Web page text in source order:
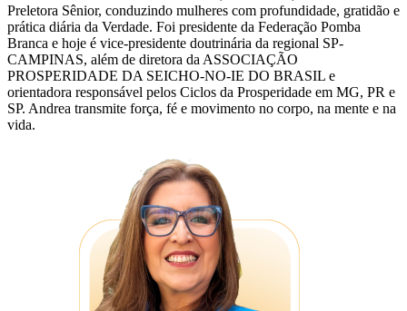
Preletora Sênior, conduzindo mulheres com profundidade, gratidão e
prática diária da Verdade. Foi presidente da Federação Pomba
Branca e hoje é vice-presidente doutrinária da regional SP-
CAMPINAS, além de diretora da ASSOCIAÇÃO
PROSPERIDADE DA SEICHO-NO-IE DO BRASIL e
orientadora responsável pelos Ciclos da Prosperidade em MG, PR e
SP. Andrea transmite força, fé e movimento no corpo, na mente e na
vida.